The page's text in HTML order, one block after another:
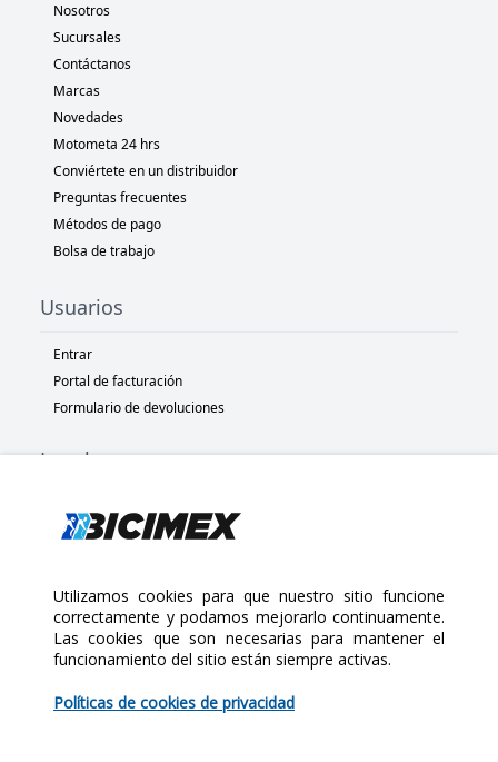
$45.00
Nosotros
Sucursales
Contáctanos
Marcas
Novedades
Motometa 24 hrs
Conviértete en un distribuidor
Preguntas frecuentes
Métodos de pago
Bolsa de trabajo
Usuarios
Entrar
Portal de facturación
Formulario de devoluciones
Legal
Políticas de privacidad
Políticas de devolución
Copyright 2025 Bicimex®. All rights reserved. Today is Jueves,
Agosto 6, 2026
Utilizamos cookies para que nuestro sitio funcione
correctamente y podamos mejorarlo continuamente.
Las cookies que son necesarias para mantener el
funcionamiento del sitio están siempre activas.
Políticas de cookies de privacidad